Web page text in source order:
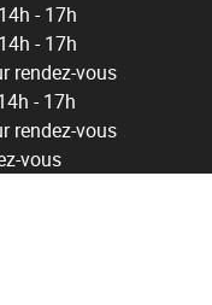
- 17h
- 17h
rendez-vous
- 17h
rendez-vous
vous